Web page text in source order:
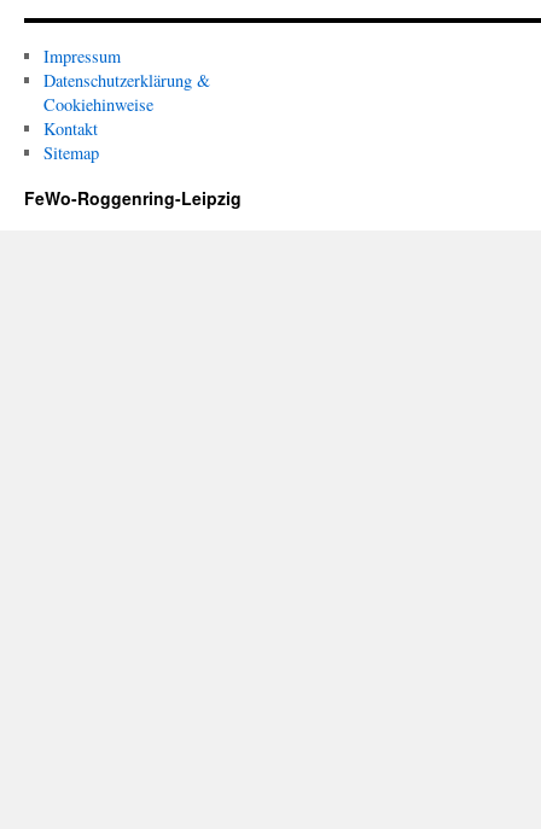
Impressum
Datenschutzerklärung &
Cookiehinweise
Kontakt
Sitemap
FeWo-Roggenring-Leipzig